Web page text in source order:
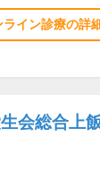
ライン診療の詳
会総合上